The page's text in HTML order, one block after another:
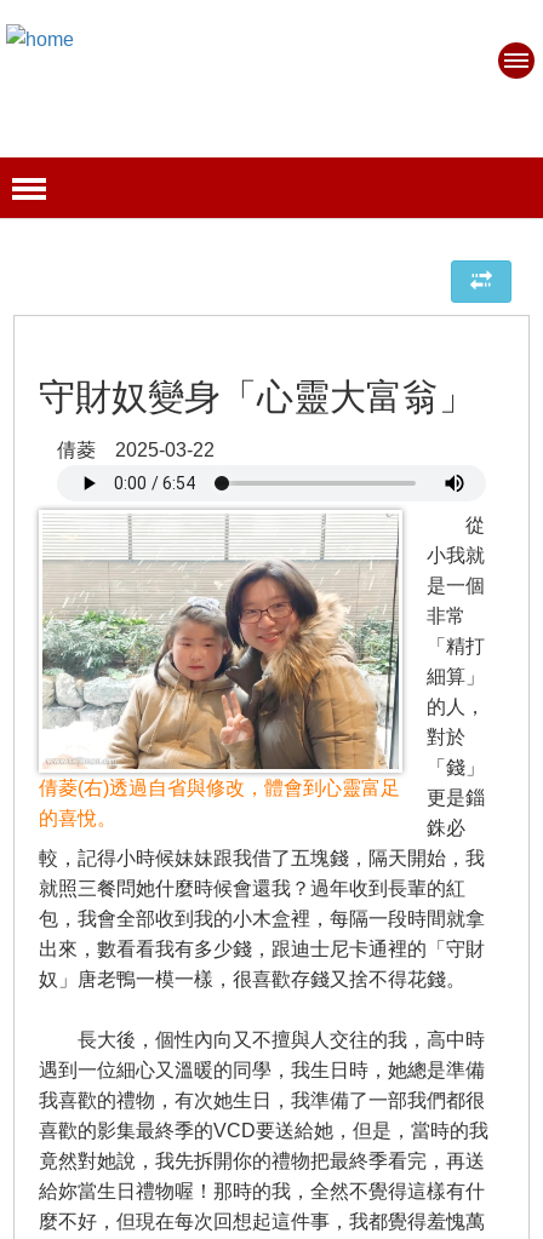
守財奴變身「心靈大富翁」
倩菱 2025-03-22
倩菱(右)透過自省與修改，體會到心靈富足
的喜悅。
從
小我就
是一個
非常
「精打
細算」
的人，
對於
「錢」
更是錙
銖必
較，記得小時候妹妹跟我借了五塊錢，隔天開始，我
就照三餐問她什麼時候會還我？過年收到長輩的紅
包，我會全部收到我的小木盒裡，每隔一段時間就拿
出來，數看看我有多少錢，跟迪士尼卡通裡的「守財
奴」唐老鴨一模一樣，很喜歡存錢又捨不得花錢。
長大後，個性內向又不擅與人交往的我，高中時
遇到一位細心又溫暖的同學，我生日時，她總是準備
我喜歡的禮物，有次她生日，我準備了一部我們都很
喜歡的影集最終季的VCD要送給她，但是，當時的我
竟然對她說，我先拆開你的禮物把最終季看完，再送
給妳當生日禮物喔！那時的我，全然不覺得這樣有什
麼不好，但現在每次回想起這件事，我都覺得羞愧萬